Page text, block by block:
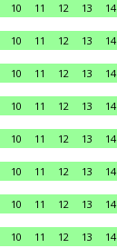
10 11 12 13 14
10 11 12 13 14
10 11 12 13 14
10 11 12 13 14
10 11 12 13 14
10 11 12 13 14
10 11 12 13 14
10 11 12 13 14